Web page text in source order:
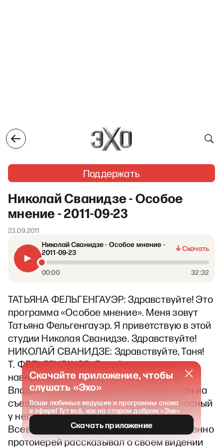
Поддержать
Николай Сванидзе - Особое
мнение - 2011-09-23
23.09.2011
Николай Сванидзе - Особое мнение -
2011-09-23
Скачать
00:00 32:32
ТАТЬЯНА ФЕЛЬГЕНГАУЭР: Здравствуйте! Это
программа «Особое мнение». Меня зовут
Татьяна Фельгенгауэр. Я приветствую в этой
студии Николая Сванидзе. Здравствуйте!
НИКОЛАЙ СВАНИДЗЕ: Здравствуйте, Таня!
Т. ФЕЛЬГЕНГАУЭР: Давайте начнем,
наверное, с философских разговоров.
Владимир Путин задает нам сегодня тон на
съезде «Единой России». Очень интересный
у него диалог получился с отцом
Всеволодом Чаплиным. Сначала собственно
протоиерей рассказывал о своем видении
Скачайте приложение, чтобы
слушать «Эхо»
Ваши любимые ведущие и программы снова
в эфире! Тут всё, как на старом добром «Эхе»
Скачать приложение